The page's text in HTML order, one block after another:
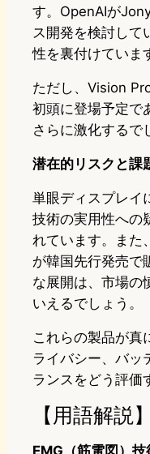
す。OpenAIが
ス開発を検討して
性を裏付けていま
ただし、Vision
初頭に登場予定で
さらに激化するで
潜在的リスクと課
単眼ディスプレイ
技術の実用性への
れています。ま
が韓国先行発売で
な展開は、市場の
いえるでしょう。
これらの製品が真
ライバシー、バッ
ランスをどう評価
【用語解説】